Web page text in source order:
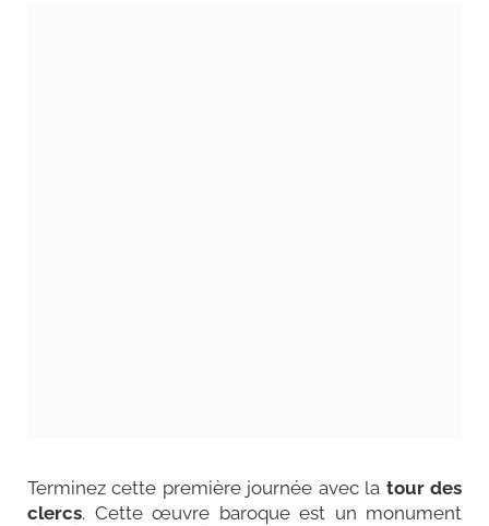
Terminez cette première journée avec la tour des
clercs. Cette œuvre baroque est un monument